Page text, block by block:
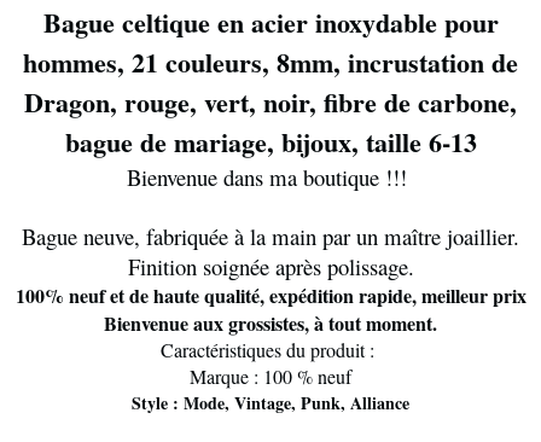
Bague celtique en acier inoxydable pour
hommes, 21 couleurs, 8mm, incrustation de
Dragon, rouge, vert, noir, fibre de carbone,
bague de mariage, bijoux, taille 6-13
Bienvenue dans ma boutique !!!
Bague neuve, fabriquée à la main par un maître joaillier.
Finition soignée après polissage.
100% neuf et de haute qualité, expédition rapide, meilleur prix
Bienvenue aux grossistes, à tout moment.
Caractéristiques du produit :
Marque : 100 % neuf
Style : Mode, Vintage, Punk, Alliance